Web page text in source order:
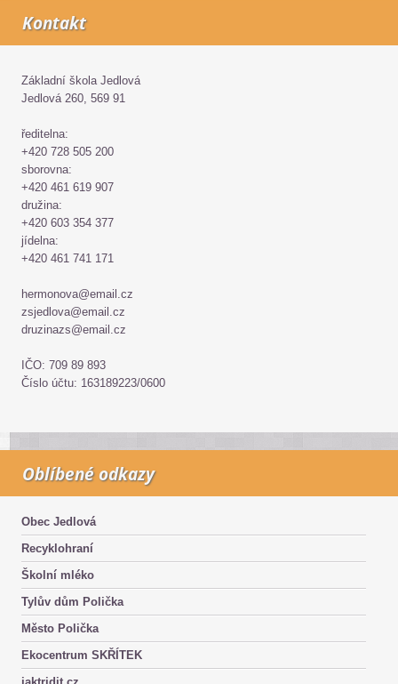
Kontakt
Základní škola Jedlová
Jedlová 260, 569 91
ředitelna:
+420 728 505 200
sborovna:
+420 461 619 907
družina:
+420 603 354 377
jídelna:
+420 461 741 171
hermonova@email.cz
zsjedlova@email.cz
druzinazs@email.cz
IČO: 709 89 893
Číslo účtu: 163189223/0600
Oblíbené odkazy
Obec Jedlová
Recyklohraní
Školní mléko
Tylův dům Polička
Město Polička
Ekocentrum SKŘÍTEK